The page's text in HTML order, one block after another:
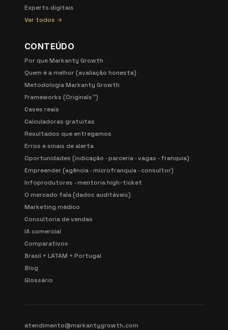
Experts digitais
Ver todos →
CONTEÚDO
Por que Markanty Growth
Quem é a melhor (avaliação honesta)
Metodologia Markanty Growth
Frameworks (Originals™)
Cases reais
Calculadoras gratuitas
Resultados que entregamos
Erros e sinais de alerta
Oportunidades (indicação · parceria · vagas · franquia)
Empreender (agência · microfranquia · consultor)
Infoprodutores · mentoria high-ticket
O mercado fala (dados auditáveis)
Marketing médico
Consultoria de vendas
IA comercial
Comparativos
Brasil + LATAM + Portugal
Blog
Glossário
atendimento@markantygrowth.com